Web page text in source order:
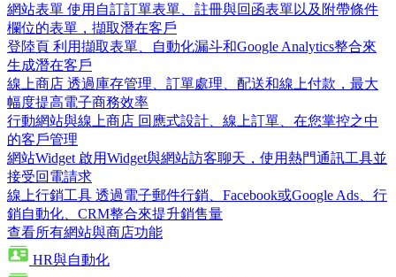
網站表單 使用自訂訂單表單、註冊與回函表單以及附帶條件
欄位的表單，擷取潛在客戶
登陸頁 利用擷取表單、自動化漏斗和Google Analytics整合來
生成潛在客戶
線上商店 透過庫存管理、訂單處理、配送和線上付款，最大
幅度提高電子商務效率
行動網站與線上商店 回應式設計、線上訂單、在您掌控之中
的客戶管理
網站Widget 啟用Widget與網站訪客聊天，使用熱門通訊工具並
接受回電請求
線上行銷工具 透過電子郵件行銷、Facebook或Google Ads、行
銷自動化、CRM整合來提升銷售量
查看所有網站與商店功能
HR與自動化